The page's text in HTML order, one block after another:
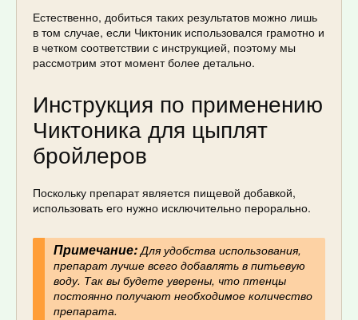
Естественно, добиться таких результатов можно лишь
в том случае, если Чиктоник использовался грамотно и
в четком соответствии с инструкцией, поэтому мы
рассмотрим этот момент более детально.
Инструкция по применению
Чиктоника для цыплят
бройлеров
Поскольку препарат является пищевой добавкой,
использовать его нужно исключительно перорально.
Примечание:Для удобства использования,
препарат лучше всего добавлять в питьевую
воду. Так вы будете уверены, что птенцы
постоянно получают необходимое количество
препарата.